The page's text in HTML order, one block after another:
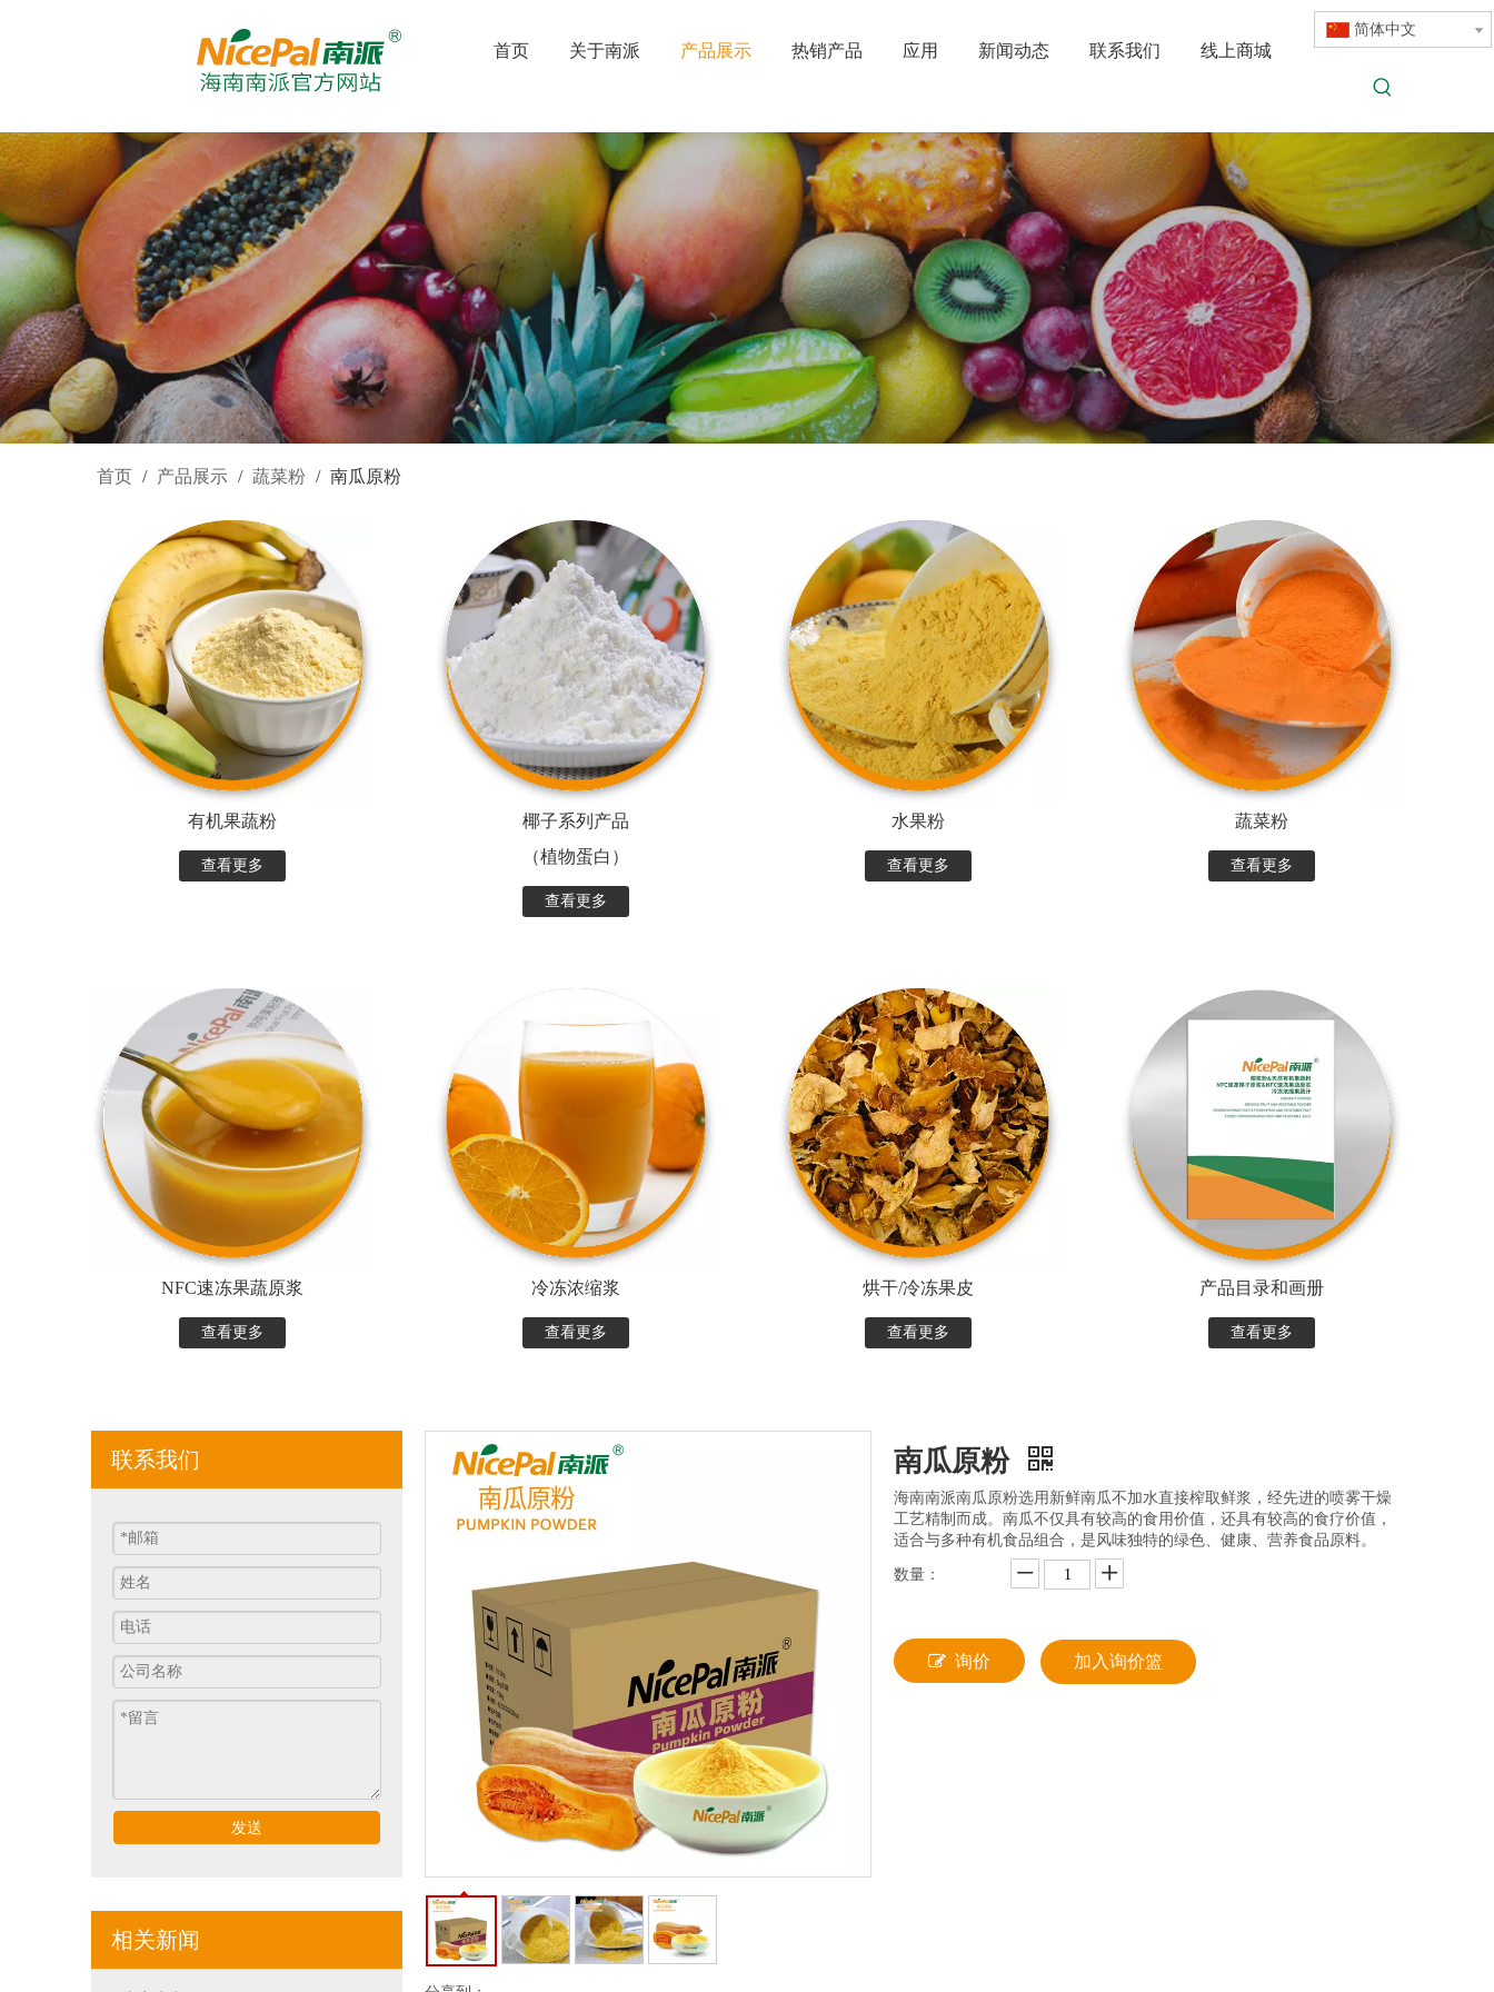
首页 关于南派 产品展示 热销产品 应用 新闻动态 联系我们 线上商城
简体中文
首页 / 产品展示 / 蔬菜粉 / 南瓜原粉
有机果蔬粉
查看更多
椰子系列产品
（植物蛋白）
查看更多
水果粉
查看更多
蔬菜粉
查看更多
NFC速冻果蔬原浆
查看更多
冷冻浓缩浆
查看更多
烘干/冷冻果皮
查看更多
产品目录和画册
查看更多
联系我们
发送
相关新闻
南瓜原粉
海南南派南瓜原粉选用新鲜南瓜不加水直接榨取鲜浆，经先进的喷雾干燥
工艺精制而成。南瓜不仅具有较高的食用价值，还具有较高的食疗价值，
适合与多种有机食品组合，是风味独特的绿色、健康、营养食品原料。
数量：
询价 加入询价篮